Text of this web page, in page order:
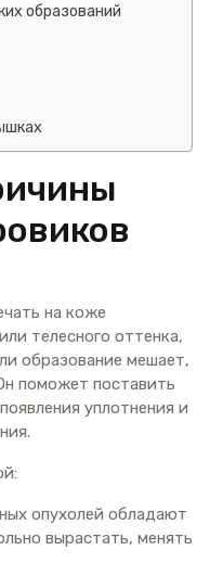
образований
на коже
телесного оттенка,
образование мешает,
поможет поставить
уплотнения и
опухолей обладают
вырастать, менять